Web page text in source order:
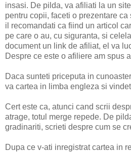
insasi. De pilda, va afiliati la un
pentru copii, faceti o prezentare
il recomandati ca fiind un articol
pe care o au, cu siguranta, si
document un link de afiliat, el va
Despre ce este o afiliere am spus
Daca sunteti priceputa in
va cartea in limba engleza si
Cert este ca, atunci cand scrii
atrage, totul merge repede. De
gradinariti, scrieti despre cum se
Dupa ce v-ati inregistrat cartea in